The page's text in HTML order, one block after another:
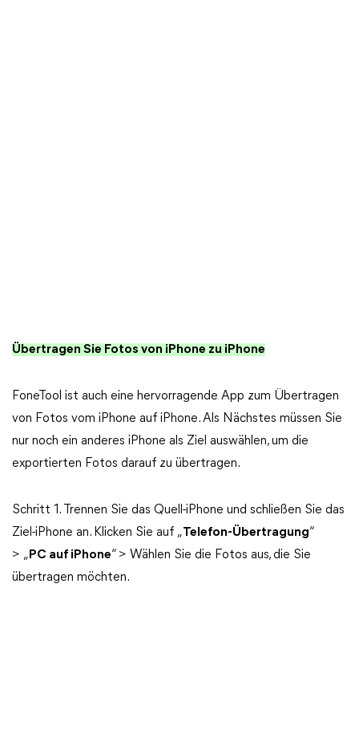
Übertragen Sie Fotos von iPhone zu iPhone
FoneTool ist auch eine hervorragende App zum Übertragen
von Fotos vom iPhone auf iPhone. Als Nächstes müssen Sie
nur noch ein anderes iPhone als Ziel auswählen, um die
exportierten Fotos darauf zu übertragen.
Schritt 1. Trennen Sie das Quell-iPhone und schließen Sie das
Ziel-iPhone an. Klicken Sie auf „Telefon-Übertragung“
> „ PC auf iPhone“ > Wählen Sie die Fotos aus, die Sie
übertragen möchten.